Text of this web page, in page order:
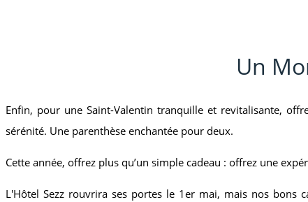
Un
Enfin, pour une Saint-Valentin tranquille et revitalisante,
sérénité. Une parenthèse enchantée pour deux.
Cette année, offrez plus qu’un simple cadeau : offrez une
L'Hôtel Sezz rouvrira ses portes le 1er mai, mais nos